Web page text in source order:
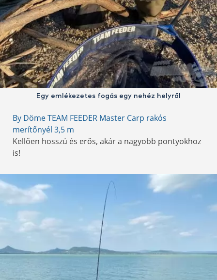
Egy emlékezetes fogás egy nehéz helyről
By Döme TEAM FEEDER Master Carp rakós
merítőnyél 3,5 m
Kellően hosszú és erős, akár a nagyobb pontyokhoz
is!